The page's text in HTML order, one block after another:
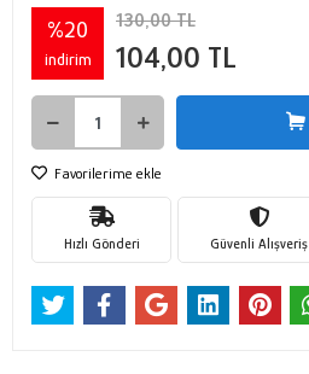
%20
indirim
130,00 TL
104,00 TL
Favorilerime ekle
Hızlı Gönderi Güvenli Alışveriş